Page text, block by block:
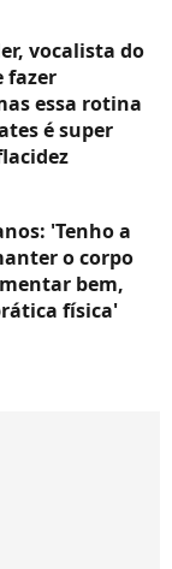
vocalista do
fazer
essa rotina
é super
'Tenho a
o corpo
bem,
física'